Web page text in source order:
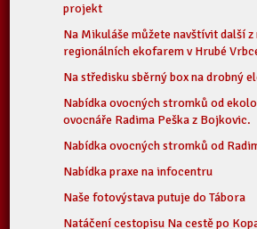
projekt
Na Mikuláše můžete navštívit další z
regionálních ekofarem v Hrubé
Na středisku sběrný box na drobný
Nabídka ovocných stromků od
ovocnáře Radima Peška z Bojkovic.
Nabídka ovocných stromků od
Nabídka praxe na infocentru
Naše fotovýstava putuje do Tábora
Natáčení cestopisu Na cestě po